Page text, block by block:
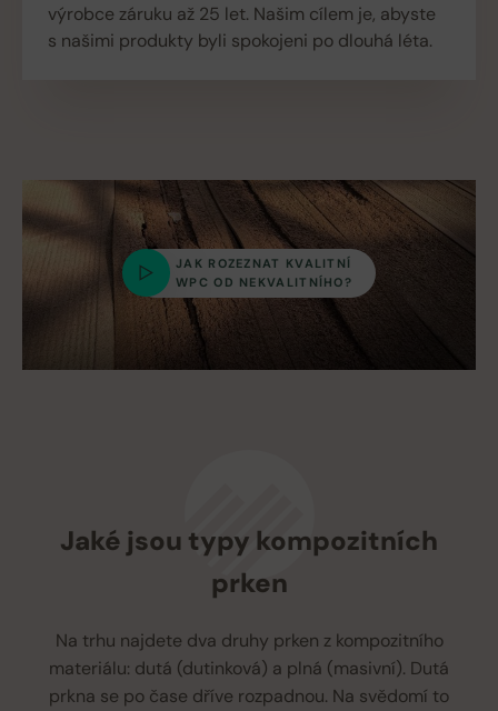
výrobce záruku až 25 let. Našim cílem je, abyste
s našimi produkty byli spokojeni po dlouhá léta.
JAK ROZEZNAT KVALITNÍ
WPC OD NEKVALITNÍHO?
Jaké jsou typy kompozitních
prken
Na trhu najdete dva druhy prken z kompozitního
materiálu: dutá (dutinková) a plná (masivní). Dutá
prkna se po čase dříve rozpadnou. Na svědomí to